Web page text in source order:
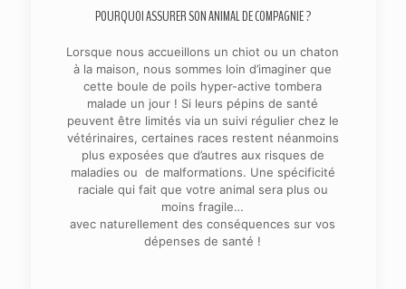
POURQUOI ASSURER SON ANIMAL DE COMPAGNIE ?
Lorsque nous accueillons un chiot ou un chaton
à la maison, nous sommes loin d’imaginer que
cette boule de poils hyper-active tombera
malade un jour ! Si leurs pépins de santé
peuvent être limités via un suivi régulier chez le
vétérinaires, certaines races restent néanmoins
plus exposées que d’autres aux risques de
maladies ou de malformations. Une spécificité
raciale qui fait que votre animal sera plus ou
moins fragile…
avec naturellement des conséquences sur vos
dépenses de santé !